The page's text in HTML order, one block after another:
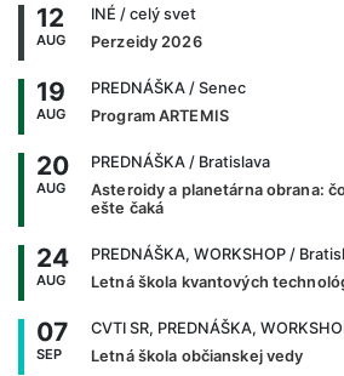
12
AUG
INÉ / celý svet
Perzeidy 2026
19
AUG
PREDNÁŠKA / Senec
Program ARTEMIS
20
AUG
PREDNÁŠKA / Bratislava
Asteroidy a planetárna obrana:
ešte čaká
24
AUG
PREDNÁŠKA, WORKSHOP /
Letná škola kvantových
07
SEP
CVTI SR, PREDNÁŠKA,
Letná škola občianskej vedy